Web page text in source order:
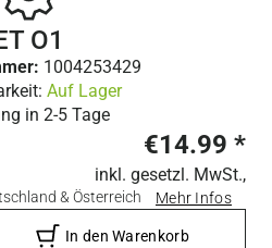
O1
1004253429
Auf Lager
in 2-5 Tage
€14.99 *
inkl. gesetzl. MwSt.,
& Österreich Mehr Infos
In den Warenkorb